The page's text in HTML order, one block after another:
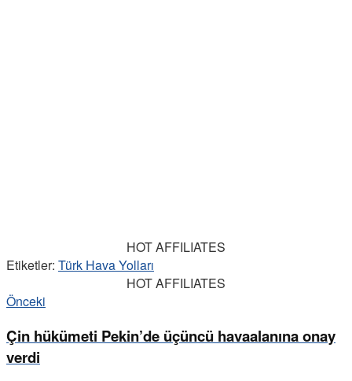
HOT AFFILIATES
Etiketler: Türk Hava Yolları
HOT AFFILIATES
Önceki
Çin hükümeti Pekin’de üçüncü havaalanına onay
verdi